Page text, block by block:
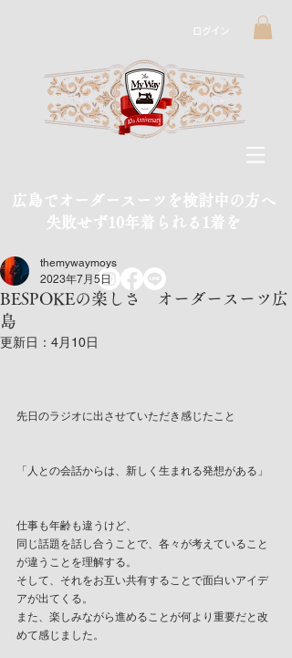
ログイン
広島でオーダースーツを検討中の方へ
​失敗せず10年着られる1着を
BESPOKEの楽しさ オーダースーツ広
島
themywaymoys
2023年7月5日
更新日： 4月10日
先日のラジオに出させていただき感じたこと
「人との会話からは、新しく生まれる発想がある」
仕事も年齢も違うけど、
同じ話題を話し合うことで、各々が考えていること
が違うことを理解する。
そして、それをお互い共有することで面白いアイデ
アが出てくる。
また、楽しみながら進めることが何より重要だと改
めて感じました。